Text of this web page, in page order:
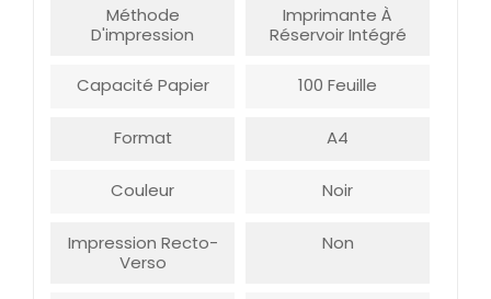
Méthode
D'impression
Imprimante À
Réservoir Intégré
Capacité Papier 100 Feuille
Format A4
Couleur Noir
Impression Recto-
Verso
Non